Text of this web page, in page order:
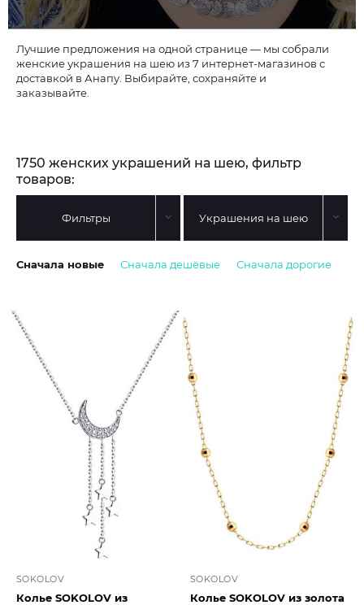
Лучшие предложения на одной странице — мы собрали
женские украшения на шею из 7 интернет-магазинов с
доставкой в Анапу. Выбирайте, сохраняйте и
заказывайте.
1750 женских украшений на шею, фильтр
товаров:
Фильтры Украшения на шею
Сначала новые Сначала дешёвые Сначала дорогие
SOKOLOV
Колье SOKOLOV из
SOKOLOV
Колье SOKOLOV из золота